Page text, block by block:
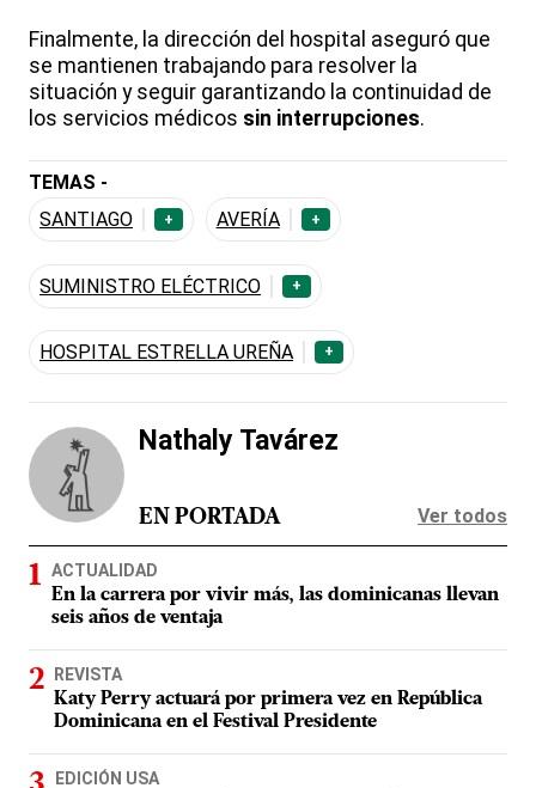
Finalmente, la dirección del hospital aseguró que
se mantienen trabajando para resolver la
situación y seguir garantizando la continuidad de
los servicios médicos sin interrupciones.
TEMAS -
SANTIAGO
+ AVERÍA +
SUMINISTRO ELÉCTRICO +
HOSPITAL ESTRELLA UREÑA +
Nathaly Tavárez
EN PORTADA Ver todos
ACTUALIDAD
En la carrera por vivir más, las dominicanas llevan
seis años de ventaja
REVISTA
Katy Perry actuará por primera vez en República
Dominicana en el Festival Presidente
EDICIÓN USA